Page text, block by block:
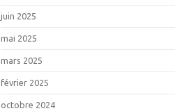
juin 2025
mai 2025
mars 2025
février 2025
octobre 2024